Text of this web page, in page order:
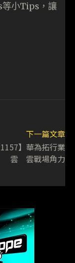
等小Tips，讓
下一篇文章
】華為拓行業
雲 雲戰場角力